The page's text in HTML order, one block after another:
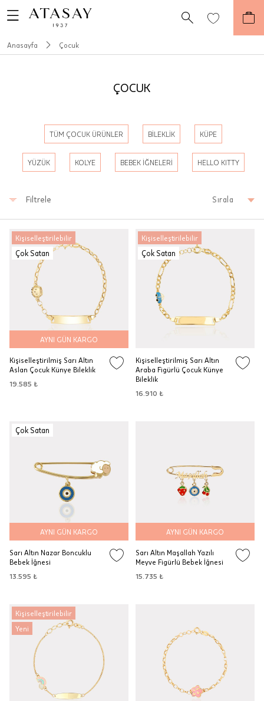
Anasayfa Çocuk
ÇOCUK
TÜM ÇOCUK ÜRÜNLER BİLEKLİK KÜPE
YÜZÜK KOLYE BEBEK İĞNELERİ HELLO KITTY
Filtrele Sırala
Kişiselleştirilebilir
Çok Satan
AYNI GÜN KARGO
Kişiselleştirilmiş Sarı Altın
Aslan Çocuk Künye Bileklik
19.585 ₺
Kişiselleştirilebilir
Çok Satan
Kişiselleştirilmiş Sarı Altın
Araba Figürlü Çocuk Künye
Bileklik
16.910 ₺
Çok Satan
AYNI GÜN KARGO
Sarı Altın Nazar Boncuklu
Bebek İğnesi
13.595 ₺
AYNI GÜN KARGO
Sarı Altın Maşallah Yazılı
Meyve Figürlü Bebek İğnesi
15.735 ₺
Kişiselleştirilebilir
Yeni